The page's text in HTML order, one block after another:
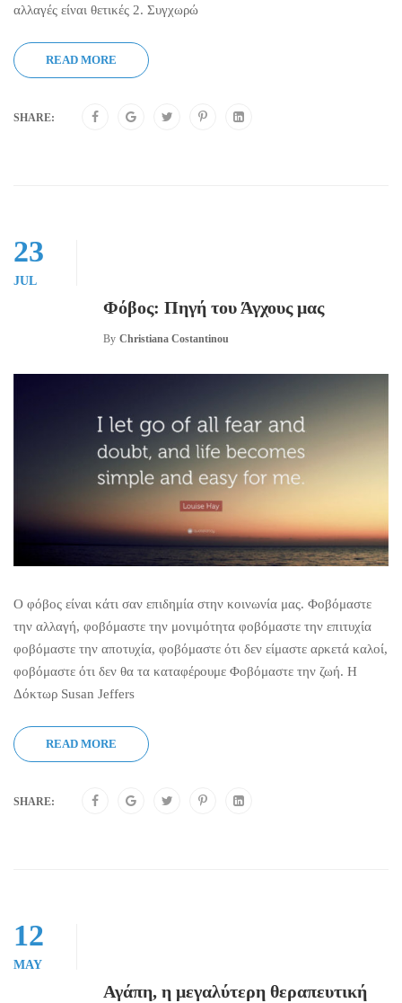
αλλαγές είναι θετικές 2. Συγχωρώ
READ MORE
SHARE:
23
JUL
Φόβος: Πηγή του Άγχους μας
By Christiana Costantinou
Ο φόβος είναι κάτι σαν επιδημία στην κοινωνία μας. Φοβόμαστε
την αλλαγή, φοβόμαστε την μονιμότητα φοβόμαστε την επιτυχία
φοβόμαστε την αποτυχία, φοβόμαστε ότι δεν είμαστε αρκετά καλοί,
φοβόμαστε ότι δεν θα τα καταφέρουμε Φοβόμαστε την ζωή. Η
Δόκτωρ Susan Jeffers
READ MORE
SHARE:
12
MAY
Αγάπη, η μεγαλύτερη θεραπευτική